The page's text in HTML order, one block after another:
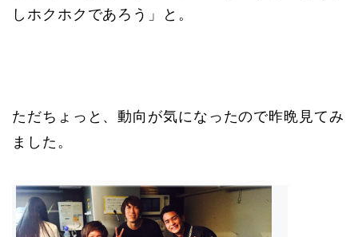
しホクホクであろう」と。
ただちょっと、動向が気になったので昨晩見てみ
ました。